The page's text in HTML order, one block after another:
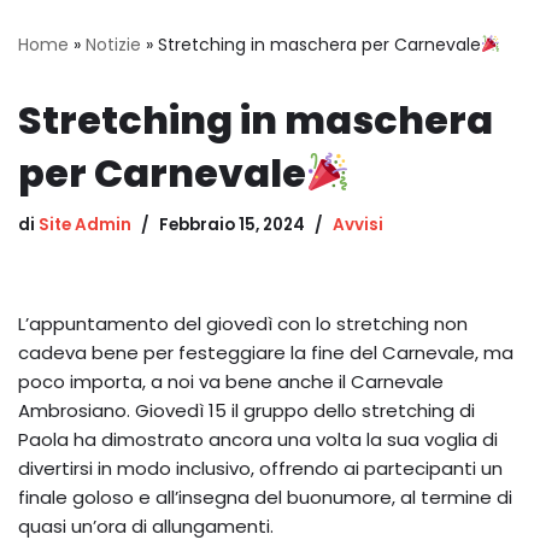
Home » Notizie » Stretching in maschera per Carnevale
Stretching in maschera
per Carnevale
di Site Admin Febbraio 15, 2024 Avvisi
L’appuntamento del giovedì con lo stretching non
cadeva bene per festeggiare la fine del Carnevale, ma
poco importa, a noi va bene anche il Carnevale
Ambrosiano. Giovedì 15 il gruppo dello stretching di
Paola ha dimostrato ancora una volta la sua voglia di
divertirsi in modo inclusivo, offrendo ai partecipanti un
finale goloso e all’insegna del buonumore, al termine di
quasi un’ora di allungamenti.